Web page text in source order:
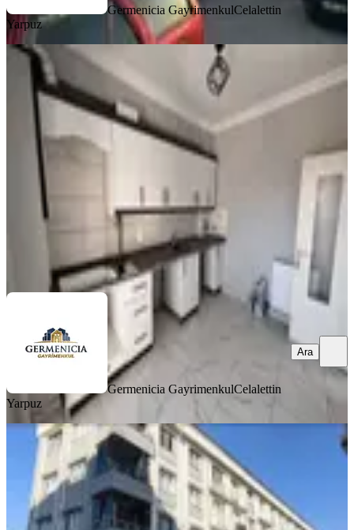
Germenicia GayrimenkulCelalettin
Yarpuz
YENİ
Germenıcıa'dan Ballıca Mh.de
Manzaralı Kiralık 2+1 Daire
Dulkadiroğlu, Ballıca Mahallesi
95 m²·4. Kat·
Celalettin Yarpuz
Germenicia GayrimenkulCelalettin
Yarpuz
Ara
YENİ
Sahibinden Kiralık 1+1
Dulkadiroğlu, Gazi Paşa Mahallesi
1+1
55 m² · 2. Kat 03.08.2026